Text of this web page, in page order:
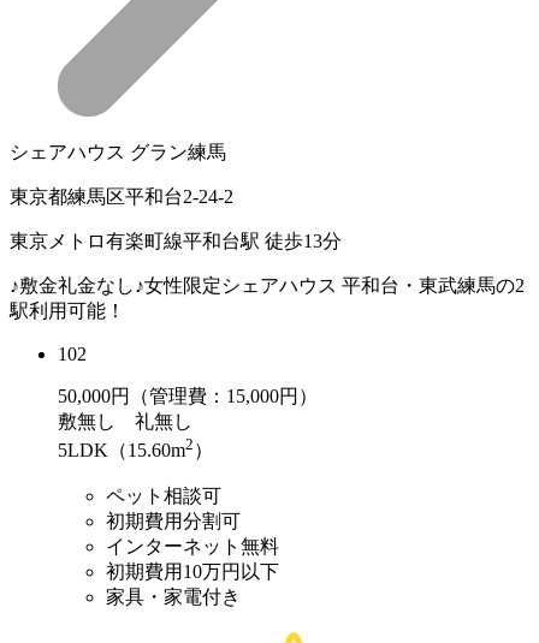
シェアハウス グラン練馬
東京都練馬区平和台2-24-2
東京メトロ有楽町線平和台駅 徒歩13分
♪敷金礼金なし♪女性限定シェアハウス 平和台・東武練馬の2
駅利用可能！
102
50,000円（管理費：15,000円）
敷無し 礼無し
5LDK（15.60m2 ）
ペット相談可
初期費用分割可
インターネット無料
初期費用10万円以下
家具・家電付き